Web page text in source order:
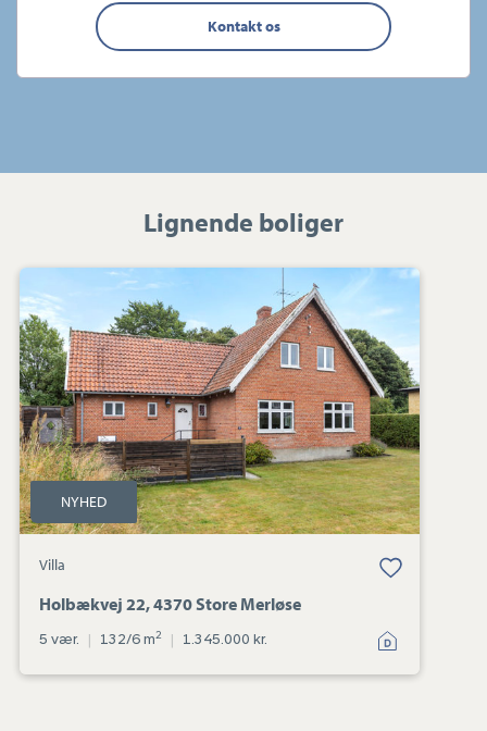
Kontakt os
Lignende boliger
Holbækvej
22,
4370
Store
Merløse
NYHED
Villa
Holbækvej 22, 4370 Store Merløse
5 vær. | 132/6 m2 | 1.345.000 kr.